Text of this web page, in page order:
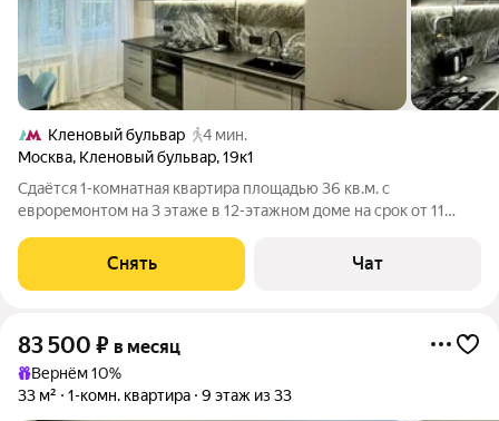
Кленовый бульвар
4 мин.
Москва, Кленовый бульвар,19к1
Сдаётся 1-комнатная квартира площадью 36 кв.м. с
евроремонтом на 3 этаже в 12-этажном доме на срок от 11
Стиральная машина Холодильник Кондиционер Дом - блочный,
окна выходят на улицу. В подъезде
Снять Чат
83 500 ₽ в месяц
Вернём 10%
33 м²
1-комн. квартира 9 этаж из 33